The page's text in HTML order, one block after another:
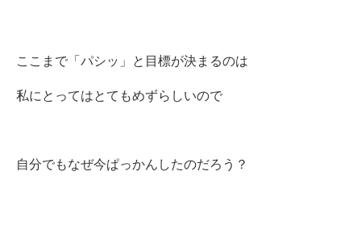
ここまで「パシッ」と目標が決まるのは
私にとってはとてもめずらしいので
自分でもなぜ今ぱっかんしたのだろう？